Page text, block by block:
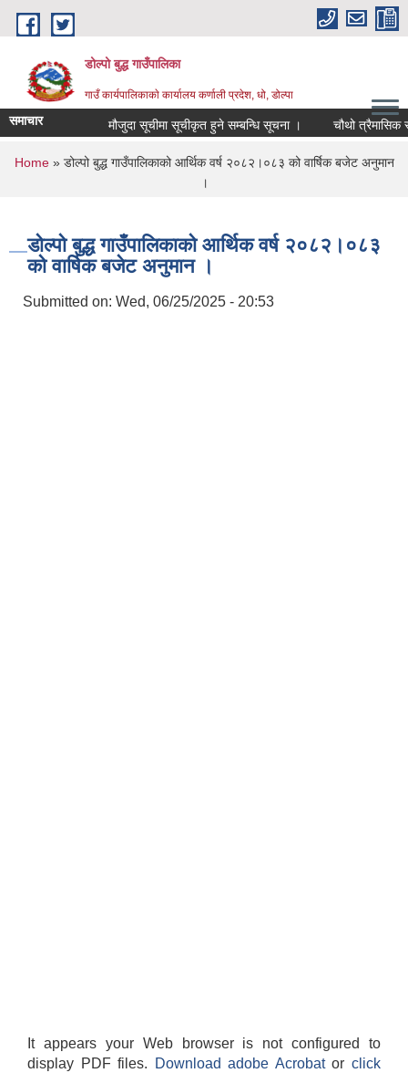
Skip to main content
डोल्पो बुद्ध गाउँपालिका
गाउँ कार्यपालिकाकाे कार्यालय कर्णाली प्रदेश, धो, डोल्पा
समाचार मौजुदा सूचीमा सूचीकृत हुने सम्बन्धि सूचना । चौथो त्रैमासिक स्वतः
You are here
Home» डोल्पो बुद्ध गाउँपालिकाको आर्थिक वर्ष २०८२।०८३ को वार्षिक बजेट अनुमान
।
डोल्पो बुद्ध गाउँपालिकाको आर्थिक वर्ष २०८२।०८३
को वार्षिक बजेट अनुमान ।
Submitted on: Wed, 06/25/2025 - 20:53
It appears your Web browser is not configured to
display PDF files.
Download adobe Acrobatorclick